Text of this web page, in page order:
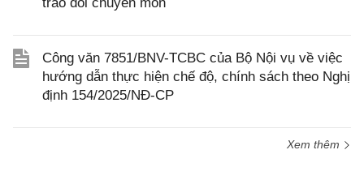
Công văn 7851/BNV-TCBC của Bộ Nội vụ về việc
hướng dẫn thực hiện chế độ, chính sách theo Nghị
định 154/2025/NĐ-CP
Xem thêm